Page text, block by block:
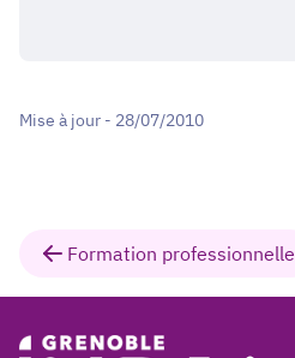
Mise à jour - 28/07/2010
Formation professionnelle